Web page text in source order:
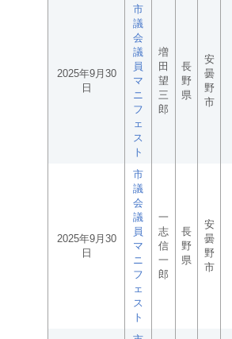
2025年9月30
日
市
議
会
議
員
マ
ニ
フ
ェ
ス
ト
増
田
望
三
郎
長
野
県
安
曇
野
市
2025年9月30
日
市
議
会
議
員
マ
ニ
フ
ェ
ス
ト
一
志
信
一
郎
長
野
県
安
曇
野
市